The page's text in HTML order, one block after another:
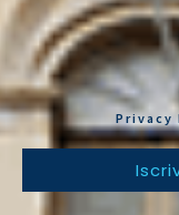
Privacy